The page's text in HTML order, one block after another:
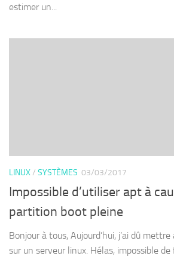
estimer un...
LINUX/ SYSTÈMES 03/03/2017
Impossible d’utiliser apt à
partition boot pleine
Bonjour à tous, Aujourd’hui, j’ai dû
sur un serveur linux. Hélas, impossible